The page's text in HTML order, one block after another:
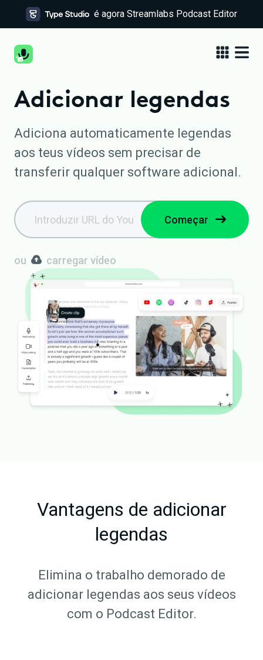
é agora Streamlabs Podcast Editor
Adicionar legendas
Adiciona automaticamente legendas
aos teus vídeos sem precisar de
transferir qualquer software adicional.
Começar
ou carregar vídeo
Vantagens de adicionar
legendas
Elimina o trabalho demorado de
adicionar legendas aos seus vídeos
com o Podcast Editor.